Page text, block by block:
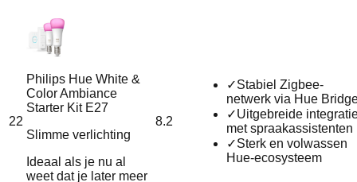
22
Philips Hue White &
Color Ambiance
Starter Kit E27
Slimme verlichting
Ideaal als je nu al
weet dat je later meer
8.2
✓Stabiel Zigbee-
netwerk via Hue
✓Uitgebreide
met spraakassistenten
✓Sterk en volwassen
Hue-ecosysteem